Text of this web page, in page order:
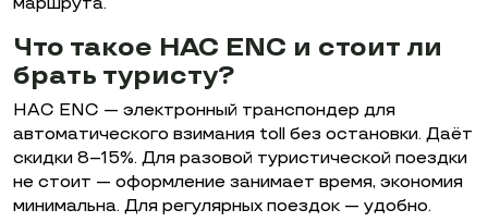
Что такое HAC ENC и стоит ли
брать туристу?
HAC ENC — электронный транспондер для
автоматического взимания toll без остановки. Даёт
скидки 8–15%. Для разовой туристической поездки
не стоит — оформление занимает время, экономия
минимальна. Для регулярных поездок — удобно.